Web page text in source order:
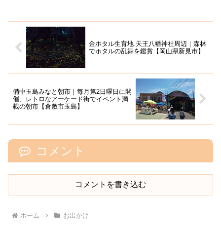
金ホタル生育地 天王八幡神社周辺｜森林
でホタルの乱舞を鑑賞【岡山県新見市】
備中玉島みなと朝市｜毎月第2日曜日に開
催、レトロなアーケード街でイベント満
載の朝市【倉敷市玉島】
コメント
コメントを書き込む
ホーム お出かけ